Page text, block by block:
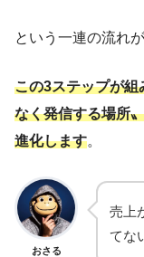
という一連の流れ
この3ステップが
なく発信する場所
進化します。
おさる
売上
てな